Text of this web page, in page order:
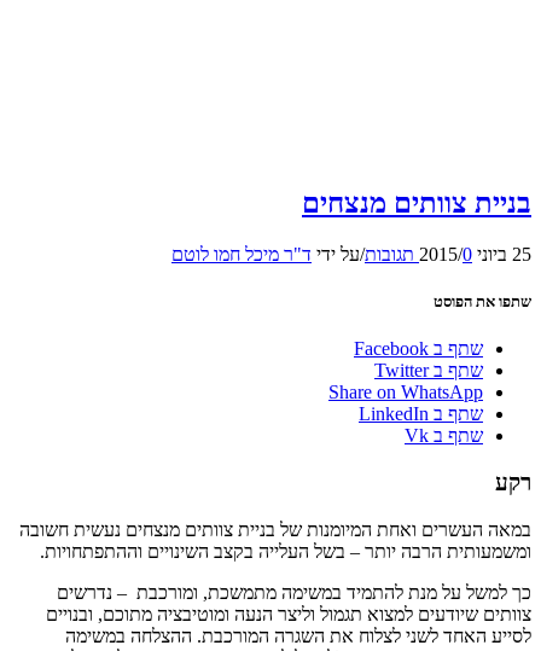
בניית צוותים מנצחים
25 ביוני 2015 /0 תגובות /על ידי ד"ר מיכל חמו לוטם
שתפו את הפוסט
שתף ב Facebook
שתף ב Twitter
Share on WhatsApp
שתף ב LinkedIn
שתף ב Vk
רקע
במאה העשרים ואחת המיומנות של בניית צוותים מנצחים נעשית חשובה
ומשמעותית הרבה יותר – בשל העלייה בקצב השינויים וההתפתחויות.
כך למשל על מנת להתמיד במשימה מתמשכת, ומורכבת – נדרשים
צוותים שיודעים למצוא תגמול וליצר הנעה ומוטיבציה מתוכם, ובנויים
לסייע האחד לשני לצלוח את השגרה המורכבת. ההצלחה במשימה